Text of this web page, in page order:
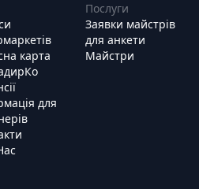
карта
для
Послуги
Заявки майстрів
для анкети
Майстри